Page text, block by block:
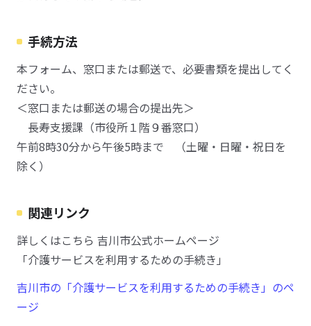
手続方法
本フォーム、窓口または郵送で、必要書類を提出してく
ださい。
＜窓口または郵送の場合の提出先＞
長寿支援課（市役所１階９番窓口）
午前8時30分から午後5時まで （土曜・日曜・祝日を
除く）
関連リンク
詳しくはこちら 吉川市公式ホームページ
「介護サービスを利用するための手続き」
吉川市の「介護サービスを利用するための手続き」のペ
ージ